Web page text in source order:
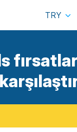
TRY